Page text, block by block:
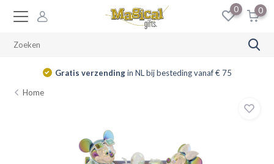
0 0
Gratis verzendingin NL bij besteding vanaf € 75
Home